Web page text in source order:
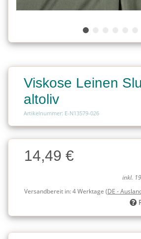
Viskose Leinen
altoliv
Artikelnummer: E-N13579-026
Charge
Charge14,49 €
inkl.
Versandbereit in:4 Werktage (DE -